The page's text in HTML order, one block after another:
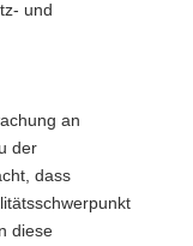
und
an
der
dass
diese